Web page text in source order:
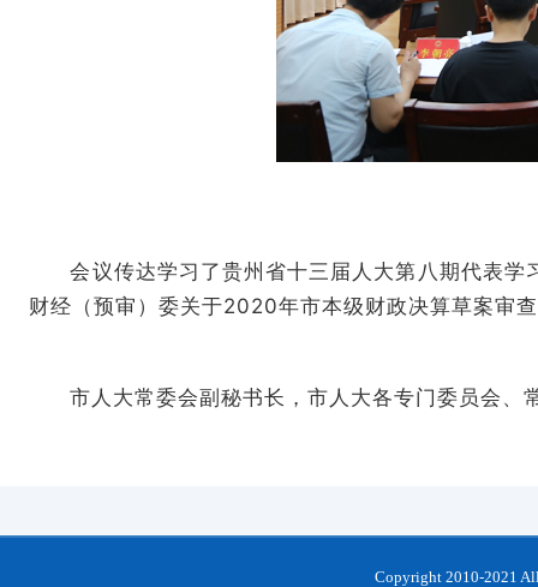
会议传达学习了贵州省十三届人大第八期代表
财经（预审）委关于2020年市本级财政决算草案审
市人大常委会副秘书长，市人大各专门委员会
Copyright 2010-2021